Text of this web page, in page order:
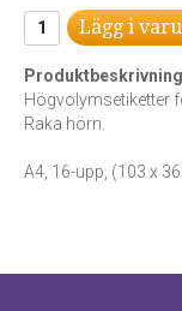
Lägg i
Högvolymsetiketter
Raka hörn.
A4, 16-upp, (103 x